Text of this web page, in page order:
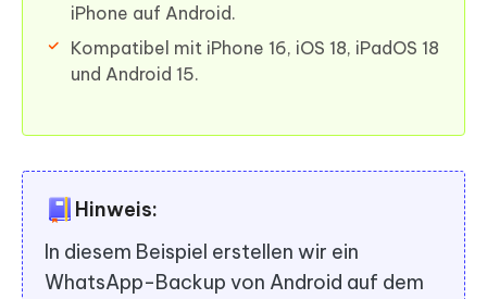
iPhone auf Android.
Kompatibel mit iPhone 16, iOS 18, iPadOS 18
und Android 15.
Hinweis:
In diesem Beispiel erstellen wir ein
WhatsApp-Backup von Android auf dem